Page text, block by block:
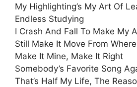
My Highlighting’s My Art Of
Endless Studying
I Crash And Fall To Make My
Still Make It Move From
Make It Mine, Make It Right
Somebody’s Favorite Song
That’s Half My Life, The